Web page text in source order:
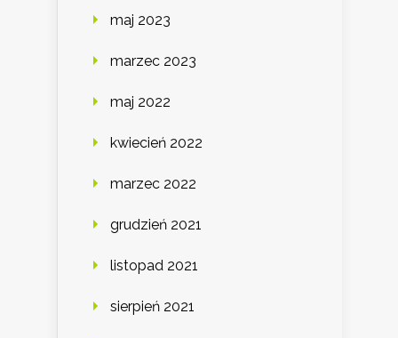
maj 2023
marzec 2023
maj 2022
kwiecień 2022
marzec 2022
grudzień 2021
listopad 2021
sierpień 2021